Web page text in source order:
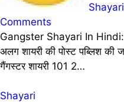
Comments
Gangster Shayari In Hindi: हमारी वेबसाइट पर अभी तक कई अलग
अलग शायरी की पोस्ट पब्लिश
गैंगस्टर शायरी 101 2…
Shayari